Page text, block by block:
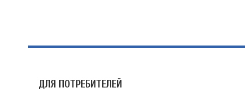
ДЛЯ ПОТРЕБИТЕЛЕЙ